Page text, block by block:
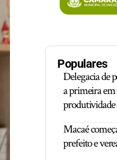
Populares
Delegacia de
a primeira
produtividade
Macaé
prefeito e